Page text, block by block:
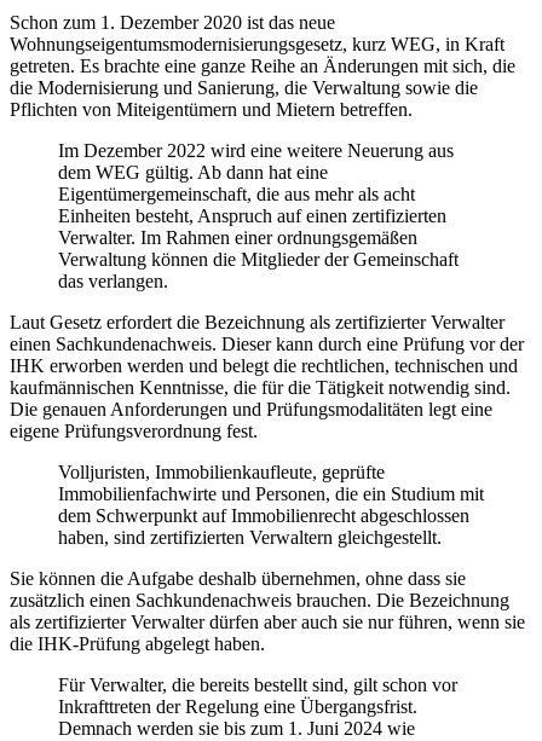
Schon zum 1. Dezember 2020 ist das neue
Wohnungseigentumsmodernisierungsgesetz, kurz WEG, in Kraft
getreten. Es brachte eine ganze Reihe an Änderungen mit sich, die
die Modernisierung und Sanierung, die Verwaltung sowie die
Pflichten von Miteigentümern und Mietern betreffen.
Im Dezember 2022 wird eine weitere Neuerung aus
dem WEG gültig. Ab dann hat eine
Eigentümergemeinschaft, die aus mehr als acht
Einheiten besteht, Anspruch auf einen zertifizierten
Verwalter. Im Rahmen einer ordnungsgemäßen
Verwaltung können die Mitglieder der Gemeinschaft
das verlangen.
Laut Gesetz erfordert die Bezeichnung als zertifizierter Verwalter
einen Sachkundenachweis. Dieser kann durch eine Prüfung vor der
IHK erworben werden und belegt die rechtlichen, technischen und
kaufmännischen Kenntnisse, die für die Tätigkeit notwendig sind.
Die genauen Anforderungen und Prüfungsmodalitäten legt eine
eigene Prüfungsverordnung fest.
Volljuristen, Immobilienkaufleute, geprüfte
Immobilienfachwirte und Personen, die ein Studium mit
dem Schwerpunkt auf Immobilienrecht abgeschlossen
haben, sind zertifizierten Verwaltern gleichgestellt.
Sie können die Aufgabe deshalb übernehmen, ohne dass sie
zusätzlich einen Sachkundenachweis brauchen. Die Bezeichnung
als zertifizierter Verwalter dürfen aber auch sie nur führen, wenn sie
die IHK-Prüfung abgelegt haben.
Für Verwalter, die bereits bestellt sind, gilt schon vor
Inkrafttreten der Regelung eine Übergangsfrist.
Demnach werden sie bis zum 1. Juni 2024 wie